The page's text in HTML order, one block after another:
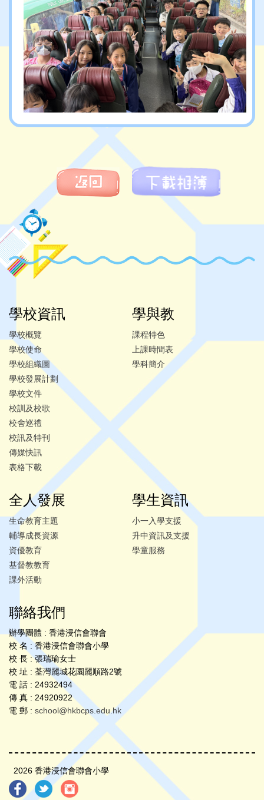
學校資訊
學校概覽
學校使命
學校組織圖
學校發展計劃
學校文件
校訓及校歌
校舍巡禮
校訊及特刊
傳媒快訊
表格下載
學與教
課程特色
上課時間表
學科簡介
全人發展
生命教育主題
輔導成長資源
資優教育
基督教教育
課外活動
學生資訊
小一入學支援
升中資訊及支援
學童服務
聯絡我們
辦學團體 : 香港浸信會聯會
校 名 : 香港浸信會聯會小學
校 長 : 張瑞瑜女士
校 址 : 荃灣麗城花園麗順路2號
電 話 : 24932494
傳 真 : 24920922
電 郵 : school@hkbcps.edu.hk
2026 香港浸信會聯會小學